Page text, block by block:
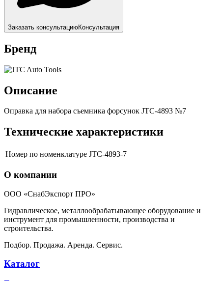
Заказать консультациюКонсультация
Бренд
Описание
Оправка для набора съемника форсунок JTC-4893 №7
Технические характеристики
Номер по номенклатуре JTC-4893-7
О компании
ООО «СнабЭкспорт ПРО»
Гидравлическое, металлообрабатывающее оборудование и
инструмент для промышленности, производства и
строительства.
Подбор. Продажа. Аренда. Сервис.
Каталог